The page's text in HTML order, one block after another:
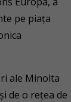
pe piaţa
ale Minolta
de o reţea de